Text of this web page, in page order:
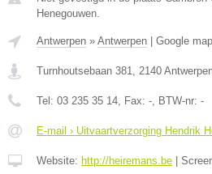
Henegouwen.
Antwerpen » Antwerpen | Google
Turnhoutsebaan 381 2140
Tel: 03 235 35 14 , Fax: - , BTW-nr: -
E-mail › Uitvaartverzorging Hendrik
Website: http://heiremans.be |